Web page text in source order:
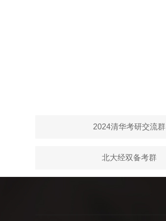
2024清华考研交流群
北大经双备考群